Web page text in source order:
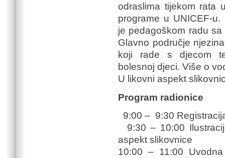
odraslima tijekom rata
programe u UNICEF-
je pedagoškom radu
Glavno područje
koji rade s djecom
bolesnoj djeci. Više o
U likovni aspekt
Program radionice
9:00 – 9:30
9:30 – 10:00
aspekt slikovnice
10:00 – 11:00